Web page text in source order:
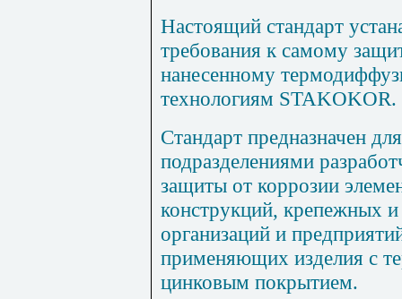
Настоящий стандарт
требования к самому
нанесенному
технологиям STAKOKOR.
Стандарт предназначен
подразделениями
защиты от коррозии
конструкций, крепежных
организаций и
применяющих изделия с
цинковым покрытием.